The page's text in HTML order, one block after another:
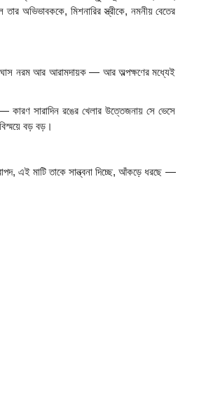
অভিভাবককে, মিশনারির স্ত্রীকে, নমনীয় বেতের
ঘাস নরম আর আরামদায়ক — আর অল্পক্ষণের মধ্যেই
কারণ সারাদিন রঙের খেলার উত্তেজনায় সে ভেসে
বড় বড়।
এই মাটি তাকে সান্ত্বনা দিচ্ছে, আঁকড়ে ধরছে —